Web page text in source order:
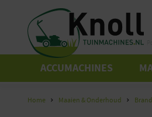
ACCUMACHINES
Home Maaien & Onderhoud